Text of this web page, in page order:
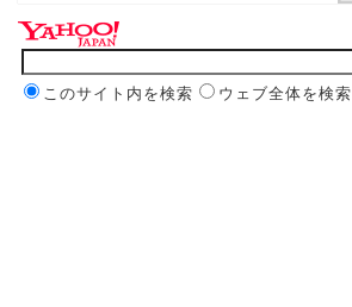
このサイト内を検索 ウェブ全体を検索